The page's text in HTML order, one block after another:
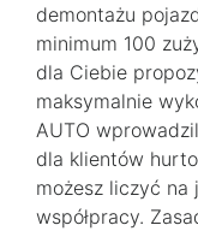
demontażu
minimum 100
dla Ciebie
maksymalnie
AUTO
dla klientów
możesz liczyć na
współpracy.